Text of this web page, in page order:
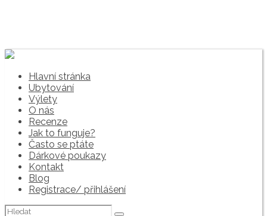
Hlavní stránka
Ubytování
Výlety
O nás
Recenze
Jak to funguje?
Často se ptáte
Dárkové poukazy
Kontakt
Blog
Registrace/ přihlášení
Hledat: